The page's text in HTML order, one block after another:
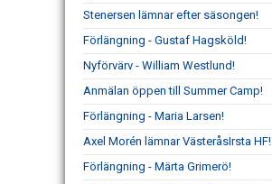
Stenersen lämnar efter säsongen!
Förlängning - Gustaf Hagsköld!
Nyförvärv - William Westlund!
Anmälan öppen till Summer Camp!
Förlängning - Maria Larsen!
Axel Morén lämnar VästeråsIrsta HF!
Förlängning - Märta Grimerö!